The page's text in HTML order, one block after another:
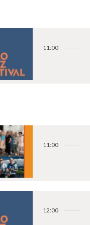
11:00
11:00
12:00